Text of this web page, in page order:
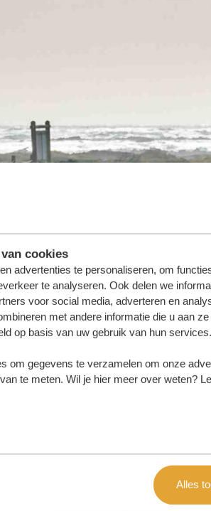
cookies
advertenties te personaliseren, om
te analyseren. Ook delen we
voor social media, adverteren en
met andere informatie die u aan ze
op basis van uw gebruik van hun services.
om gegevens te verzamelen om onze
te meten. Wil je hier meer over weten?
Alles